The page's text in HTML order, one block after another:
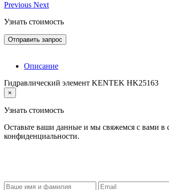
Previous Next
Узнать стоимость
Отправить запрос
Описание
Гидравлический элемент KENTEK HK25163
×
Узнать стоимость
Оставьте ваши данные и мы свяжемся с вами в
конфиденциальности.